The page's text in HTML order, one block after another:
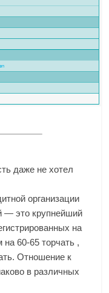
даже не хотел
организации
— это крупнейший
на
60-65 торчать ,
Отношение к
в различных